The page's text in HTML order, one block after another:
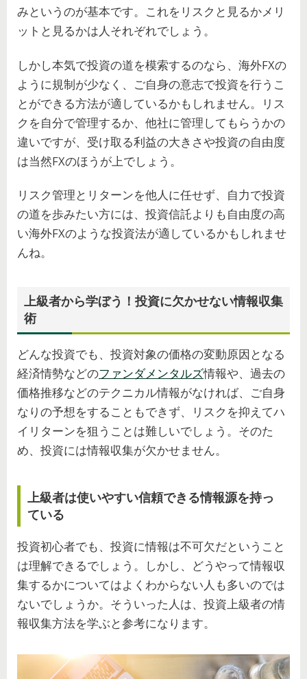
みというのが基本です。これをリスクと見るかメリ
ットと見るかは人それぞれでしょう。
しかし本気で投資の道を模索するのなら、海外FXの
ように規制が少なく、ご自身の意志で投資を行うこ
とができる方法が適しているかもしれません。リス
クを自分で管理するか、他社に管理してもらうかの
違いですが、受け取る利益の大きさや投資の自由度
は当然FXのほうが上でしょう。
リスク管理とリターンを他人に任せず、自力で投資
の道を歩みたい方には、投資信託よりも自由度の高
い海外FXのような投資法が適しているかもしれませ
んね。
上級者から学ぼう！投資に欠かせない情報収集
術
どんな投資でも、投資対象の価格の変動原因となる
経済情勢などのファンダメンタルズ情報や、過去の
価格推移などのテクニカル情報がなければ、ご自身
なりの予想をすることもできず、リスクを抑えてハ
イリターンを狙うことは難しいでしょう。そのた
め、投資には情報収集が欠かせません。
上級者は使いやすい信頼できる情報源を持っ
ている
投資初心者でも、投資に情報は不可欠だということ
は理解できるでしょう。しかし、どうやって情報収
集するかについてはよくわからない人も多いのでは
ないでしょうか。そういった人は、投資上級者の情
報収集方法を学ぶと参考になります。